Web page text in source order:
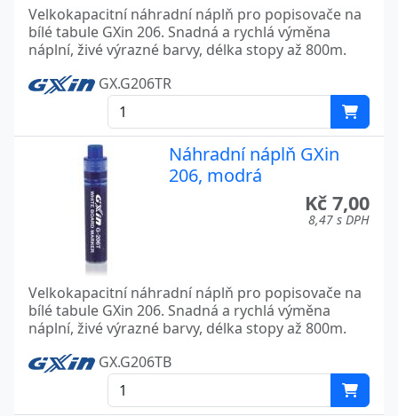
Velkokapacitní náhradní náplň pro popisovače na
bílé tabule GXin 206. Snadná a rychlá výměna
náplní, živé výrazné barvy, délka stopy až 800m.
GX.G206TR
Náhradní náplň GXin
206, modrá
Kč 7,00
8,47 s DPH
Velkokapacitní náhradní náplň pro popisovače na
bílé tabule GXin 206. Snadná a rychlá výměna
náplní, živé výrazné barvy, délka stopy až 800m.
GX.G206TB